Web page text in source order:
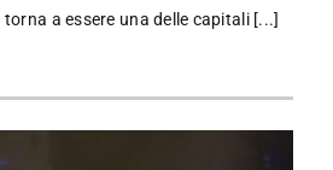
a essere una delle capitali [...]